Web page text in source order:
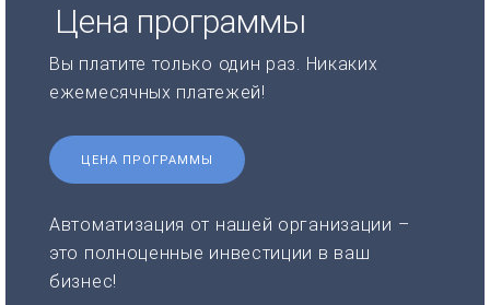
Цена программы
Вы платите только один раз. Никаких
ежемесячных платежей!
ЦЕНА ПРОГРАММЫ
Автоматизация от нашей организации –
это полноценные инвестиции в ваш
бизнес!